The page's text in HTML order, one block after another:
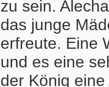
zu sein.
das junge
erfreute. Eine
und es eine
der König